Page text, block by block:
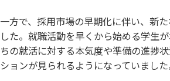
一方で、採用市場の早期化に伴い、新
した。就職活動を早くから始める学生
ちの就活に対する本気度や準備の進捗
ションが見られるようになっていました